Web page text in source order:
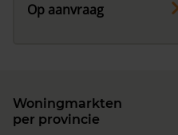
Op aanvraag
Woningmarkten
per provincie